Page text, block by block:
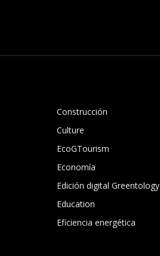
Construcción
Culture
EcoGTourism
Economía
Edición digital Greentology
Education
Eficiencia energética